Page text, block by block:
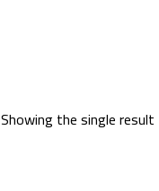
Showing the single result